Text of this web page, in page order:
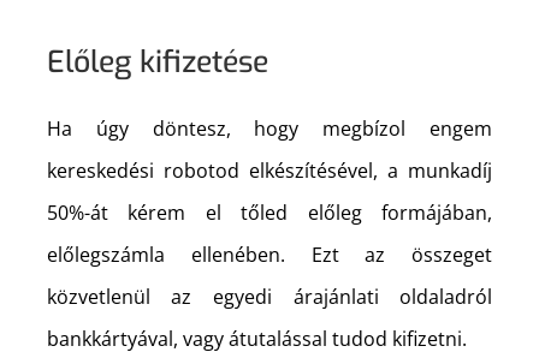
Előleg kifizetése
Ha úgy döntesz, hogy megbízol engem
kereskedési robotod elkészítésével, a munkadíj
50%-át kérem el tőled előleg formájában,
előlegszámla ellenében. Ezt az összeget
közvetlenül az egyedi árajánlati oldaladról
bankkártyával, vagy átutalással tudod kifizetni.